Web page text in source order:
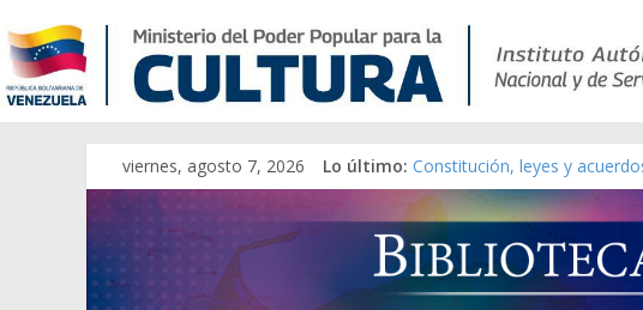
viernes, agosto 7, 2026 Lo último:
Catálogo temático de obras
Constitución, leyes y
Una Parálisis [material gráfico]
Modesta Bor Sánchez
Gaceta Oficial de la